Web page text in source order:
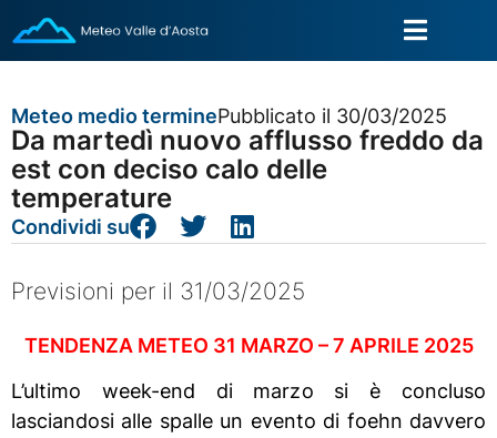
Meteo medio terminePubblicato il 30/03/2025
Da martedì nuovo afflusso freddo da
est con deciso calo delle
temperature
Condividi su
Previsioni per il 31/03/2025
TENDENZA METEO 31 MARZO – 7 APRILE 2025
L’ultimo week-end di marzo si è concluso
lasciandosi alle spalle un evento di foehn davvero